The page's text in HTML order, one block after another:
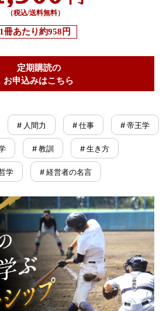
（税込/送料無料）
1冊あたり約958円
定期購読の
お申込みはこちら
# 人間力 # 仕事 # 帝王学
# 教訓 # 生き方
学 # 経営者の名言